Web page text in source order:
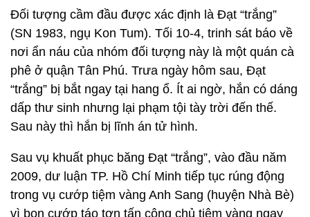
Đối tượng cầm đầu được xác định là Đạt “trắng”
(SN 1983, ngụ Kon Tum). Tối 10-4, trinh sát báo về
nơi ẩn náu của nhóm đối tượng này là một quán cà
phê ở quận Tân Phú. Trưa ngày hôm sau, Đạt
“trắng” bị bắt ngay tại hang ổ. Ít ai ngờ, hắn có dáng
dấp thư sinh nhưng lại phạm tội tày trời đến thế.
Sau này thì hắn bị lĩnh án tử hình.
Sau vụ khuất phục băng Đạt “trắng”, vào đầu năm
2009, dư luận TP. Hồ Chí Minh tiếp tục rúng động
trong vụ cướp tiệm vàng Anh Sang (huyện Nhà Bè)
vì bọn cướp táo tợn tấn công chủ tiệm vàng ngay